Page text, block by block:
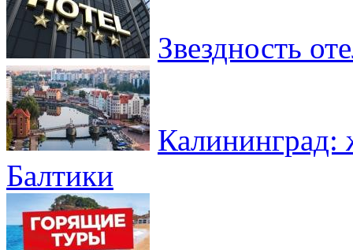
Звездность
Калининград:
Балтики